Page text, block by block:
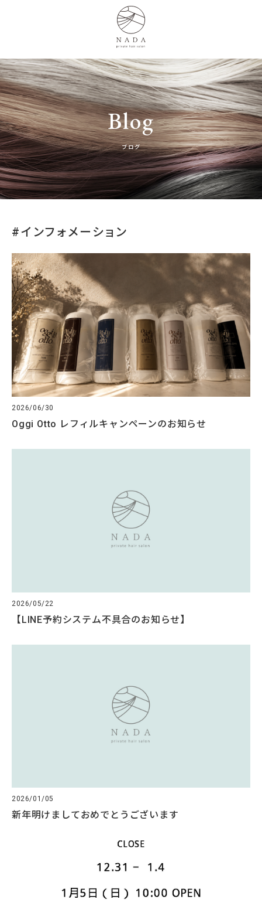
Blog
ブログ
#インフォメーション
2026/06/30
Oggi Otto レフィルキャンペーンのお知らせ
2026/05/22
【LINE予約システム不具合のお知らせ】
2026/01/05
新年明けましておめでとうございます